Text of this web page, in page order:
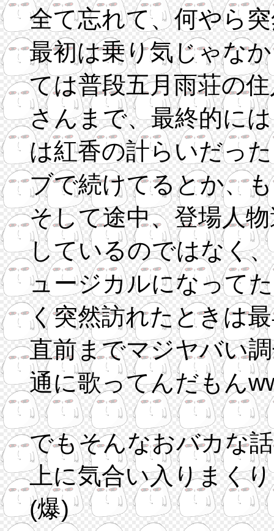
全て忘れて、何やら
最初は乗り気じゃな
ては普段五月雨荘の
さんまで、最終的に
は紅香の計らいだっ
ブで続けてるとか、
そして途中、登場人
しているのではなく
ュージカルになって
く突然訪れたときは
直前までマジヤバい
通に歌ってんだもん
でもそんなおバカな
上に気合い入りまく
(爆)